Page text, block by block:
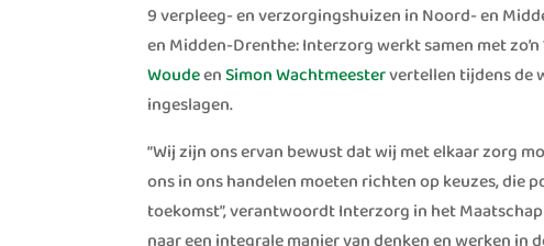
9 verpleeg- en verzorgingshuizen in Noord- en
en Midden-Drenthe: Interzorg werkt samen met
WoudeenSimon Wachtmeestervertellen tijdens de
ingeslagen.
“Wij zijn ons ervan bewust dat wij met elkaar zorg
ons in ons handelen moeten richten op keuzes, die
toekomst”, verantwoordt Interzorg in het